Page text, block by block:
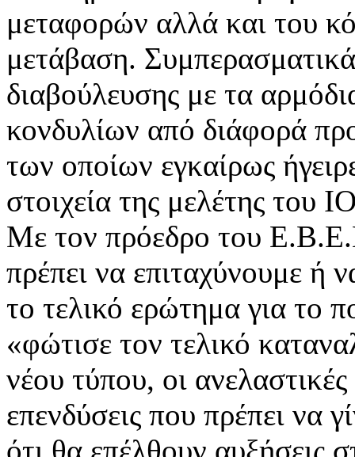
μεταφορών αλλά και του
μετάβαση.
διαβούλευσης με τα
κονδυλίων από διάφορά
των οποίων εγκαίρως
στοιχεία της μελέτης του
Με τον πρόεδρο του
πρέπει να επιταχύνουμε ή
το τελικό ερώτημα για το
«φώτισε τον τελικό
νέου τύπου, οι
επενδύσεις που πρέπει να
ότι θα επέλθουν αυξήσεις